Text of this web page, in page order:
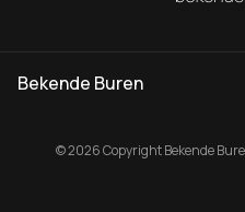
Bekende Buren
© 2026 Copyright Bekende